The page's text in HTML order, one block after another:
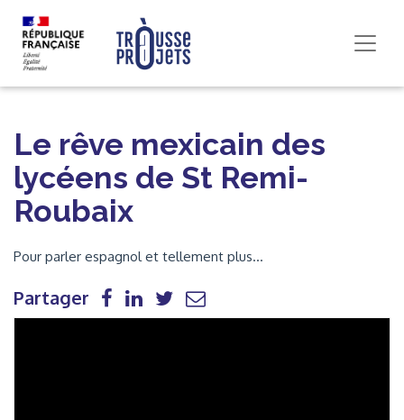
Le rêve mexicain des
lycéens de St Remi-
Roubaix
Pour parler espagnol et tellement plus...
Partager